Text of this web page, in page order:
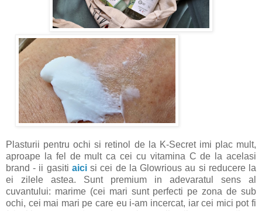
Plasturii pentru ochi si retinol de la K-Secret imi plac mult,
aproape la fel de mult ca cei cu vitamina C de la acelasi
brand - ii gasiti aicisi cei de la Glowrious au si reducere la
ei zilele astea. Sunt premium in adevaratul sens al
cuvantului: marime (cei mari sunt perfecti pe zona de sub
ochi, cei mai mari pe care eu i-am incercat, iar cei mici pot fi